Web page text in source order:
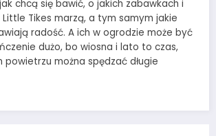
chcą się bawić, o jakich zabawkach i
Tikes marzą, a tym samym jakie
radość. A ich w ogrodzie może być
dużo, bo wiosna i lato to czas,
powietrzu można spędzać długie